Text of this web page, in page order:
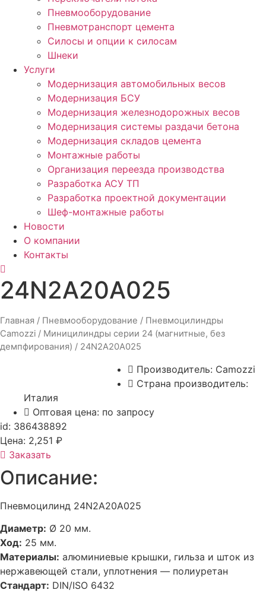
Пневмооборудование
Пневмотранспорт цемента
Силосы и опции к силосам
Шнеки
Услуги
Модернизация автомобильных весов
Модернизация БСУ
Модернизация железнодорожных весов
Модернизация системы раздачи бетона
Модернизация складов цемента
Монтажные работы
Организация переезда производства
Разработка АСУ ТП
Разработка проектной документации
Шеф-монтажные работы
Новости
О компании
Контакты
24N2A20A025
Главная / Пневмооборудование / Пневмоцилиндры
Camozzi / Миницилиндры серии 24 (магнитные, без
демпфирования) / 24N2A20A025
Производитель: Camozzi
Страна производитель:
Италия
Оптовая цена: по запросу
id: 386438892
Цена: 2,251 ₽
Заказать
Описание:
Пневмоцилинд 24N2A20A025
Диаметр: Ø 20 мм.
Ход: 25 мм.
Материалы: алюминиевые крышки, гильза и шток из
нержавеющей стали, уплотнения — полиуретан
Стандарт: DIN/ISO 6432